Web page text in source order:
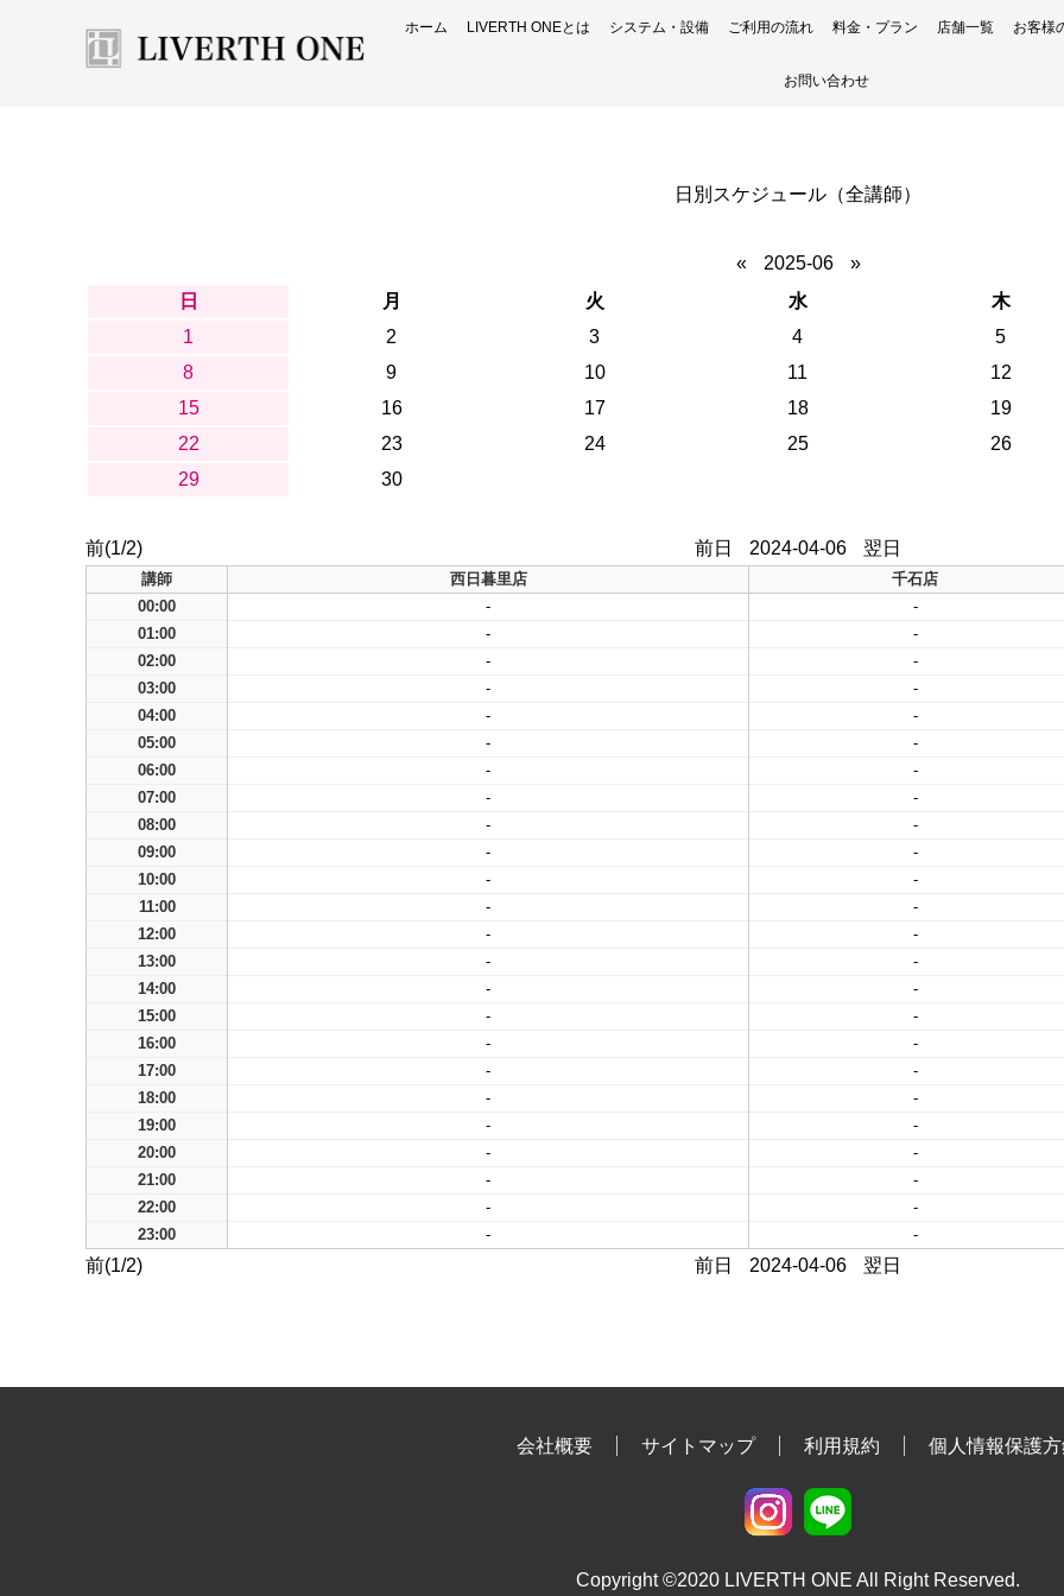
ホーム LIVERTH ONEとは システム・設備 ご利用の流れ 料金・プラン 店舗一覧 お客様
お問い合わせ
日別スケジュール（全講師）
« 2025-06 »
日 月 火 水 木
1
2 3 4 5
8
9 10 11 12
15
16 17 18 19
22
23 24 25 26
29
30
前(1/2) 前日 2024-04-06 翌日
講師 西日暮里店 千石店
00:00
- -
01:00
- -
02:00
- -
03:00
- -
04:00
- -
05:00
- -
06:00
- -
07:00
- -
08:00
- -
09:00
- -
10:00
- -
11:00
- -
12:00
- -
13:00
- -
14:00
- -
15:00
- -
16:00
- -
17:00
- -
18:00
- -
19:00
- -
20:00
- -
21:00
- -
22:00
- -
23:00
- -
前(1/2) 前日 2024-04-06 翌日
会社概要 サイトマップ 利用規約 個人情報保護
Copyright ©2020 LIVERTH ONE All Right Reserved.